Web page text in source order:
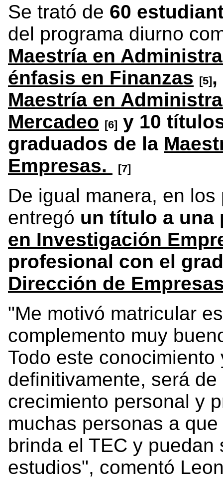
Se trató de 60
del programa diurno
Maestría en
énfasis en Finanzas [5],
Maestría en
Mercadeo [6] y 10
graduados de la
Empresas.
[7]
De igual manera, en
entregó un título a
en Investigación
profesional con el
Dirección de
"Me motivó matricular
complemento muy
Todo este conocimiento
definitivamente, será
crecimiento personal y
muchas personas a
brinda el TEC y
estudios", comentó